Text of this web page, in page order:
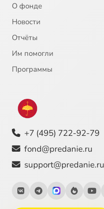
О фонде
Новости
Отчёты
Им помогли
Программы
+7 (495) 722-92-79
fond@predanie.ru
support@predanie.ru